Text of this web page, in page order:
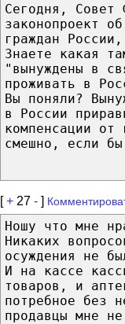
Сегодня, Совет
законопроект
граждан
Знаете какая
"вынуждены в
проживать в
Вы поняли?
в России
компенсации от
смешно, если
[+ 27 - ]
Ношу что мне
Никаких
осуждения не
И на кассе
товаров, и
потребное без
продавцы мне